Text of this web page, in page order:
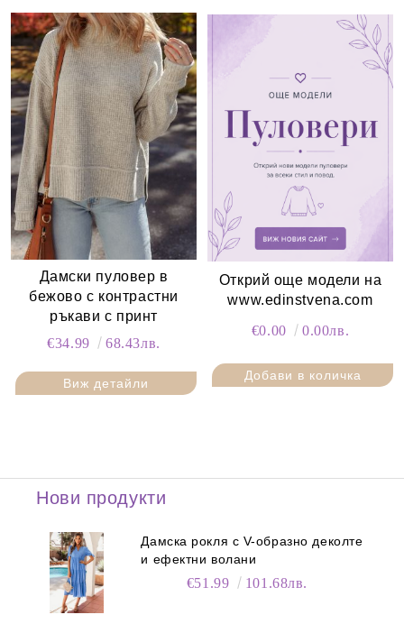
Дамски пуловер в
бежово с контрастни
ръкави с принт
€34.99
68.43лв.
Виж детайли
Открий още модели на
www.edinstvena.com
€0.00 0.00лв.
Нови продукти
Дамска рокля с V-образно деколте
и ефектни волани
€51.99 101.68лв.